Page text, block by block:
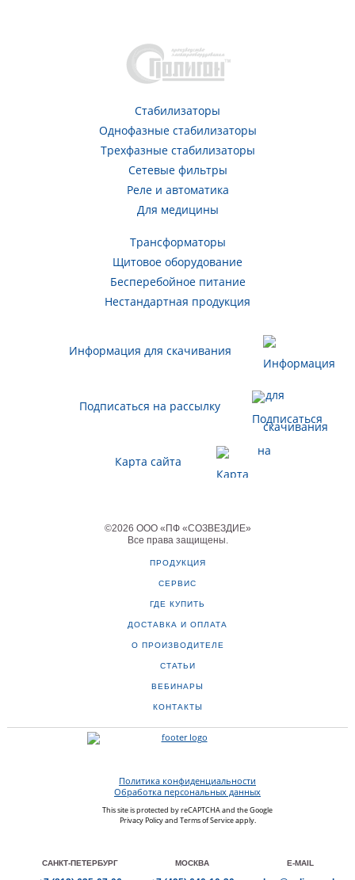
Стабилизаторы
Однофазные стабилизаторы
Трехфазные стабилизаторы
Сетевые фильтры
Реле и автоматика
Для медицины
Трансформаторы
Щитовое оборудование
Бесперебойное питание
Нестандартная продукция
Информация для скачивания
Подписаться на рассылку
Карта сайта
©2026 ООО «ПФ «СОЗВЕЗДИЕ»
Все права защищены
ПРОДУКЦИЯ
СЕРВИС
ГДЕ КУПИТЬ
ДОСТАВКА И ОПЛАТА
О ПРОИЗВОДИТЕЛЕ
СТАТЬИ
ВЕБИНАРЫ
КОНТАКТЫ
Политика конфиденциальности
Обработка персональных данных
This site is protected by reCAPTCHA and the Google
Privacy Policyand Terms of Serviceapply.
САНКТ-ПЕТЕРБУРГ МОСКВА E-MAIL